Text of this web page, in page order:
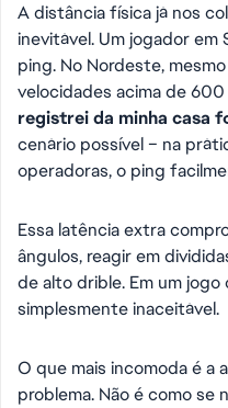
A distância física já nos
inevitável. Um jogador em
ping. No Nordeste,
velocidades acima de
registrei da minha casa
cenário possível – na
operadoras, o ping
Essa latência extra
ângulos, reagir em
de alto drible. Em um
simplesmente inaceitável.
O que mais incomoda é a
problema. Não é como se